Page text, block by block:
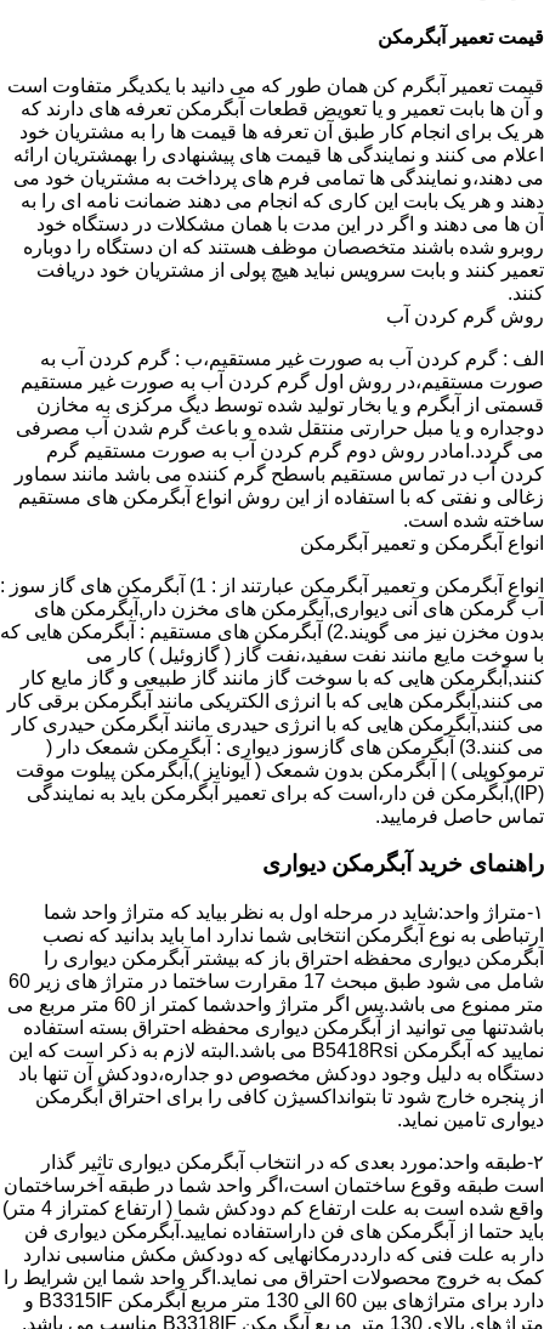
قیمت تعمیر آبگرمکن
قیمت تعمیر آبگرم کن همان طور که می دانید با یکدیگر متفاوت است
و آن ها بابت تعمیر و یا تعویض قطعات آبگرمکن تعرفه های دارند که
هر یک برای انجام کار طبق آن تعرفه ها قیمت ها را به مشتریان خود
اعلام می کنند و نمایندگی ها قیمت های پیشنهادی را بهمشتریان ارائه
می دهند،و نمایندگی ها تمامی فرم های پرداخت به مشتریان خود می
دهند و هر یک بابت این کاری که انجام می دهند ضمانت نامه ای را به
آن ها می دهند و اگر در این مدت با همان مشکلات در دستگاه خود
روبرو شده باشند متخصصان موظف هستند که ان دستگاه را دوباره
تعمیر کنند و بابت سرویس نباید هیچ پولی از مشتریان خود دریافت
کنند.
روش گرم کردن آب
الف : گرم کردن آب به صورت غیر مستقیم،ب : گرم کردن آب به
صورت مستقیم،در روش اول گرم کردن آب به صورت غیر مستقیم
قسمتی از آبگرم و یا بخار تولید شده توسط دیگ مرکزی به مخازن
دوجداره و یا مبل حرارتی منتقل شده و باعث گرم شدن آب مصرفی
می گردد.امادر روش دوم گرم کردن آب به صورت مستقیم گرم
کردن آب در تماس مستقیم باسطح گرم کننده می باشد مانند سماور
زغالی و نفتی که با استفاده از این روش انواع آبگرمکن های مستقیم
ساخته شده است.
انواع آبگرمکن و تعمیر آبگرمکن
انواع آبگرمکن و تعمیر آبگرمکن عبارتند از : 1) آبگرمکن های گاز سوز :
آب گرمکن های آنی دیواری,آبگرمکن های مخزن دار,آبگرمکن های
بدون مخزن نیز می گویند.2) آبگرمکن های مستقیم : آبگرمکن هایی که
با سوخت مایع مانند نفت سفید،نفت گاز ( گازوئیل ) کار می
کنند,آبگرمکن هایی که با سوخت گاز مانند گاز طبیعی و گاز مایع کار
می کنند,آبگرمکن هایی که با انرژی الکتریکی مانند آبگرمکن برقی کار
می کنند,آبگرمکن هایی که با انرژی حیدری مانند آبگرمکن حیدری کار
می کنند.3) آبگرمکن های گازسوز دیواری : آبگرمکن شمعک دار (
ترموکوپلی ) | آبگرمکن بدون شمعک ( آیونایز ),آبگرمکن پیلوت موقت
(IP),آبگرمکن فن دار،است که برای تعمیر آبگرمکن باید به نمایندگی
تماس حاصل فرمایید.
راهنمای خرید آبگرمکن دیواری
۱-متراژ واحد:شاید در مرحله اول به نظر بیاید که متراژ واحد شما
ارتباطی به نوع آبگرمکن انتخابی شما ندارد اما باید بدانید که نصب
آبگرمکن دیواری محفظه احتراق باز که بیشتر آبگرمکن دیواری را
شامل می شود طبق مبحث 17 مقرارت ساختما در متراژ های زیر 60
متر ممنوع می باشد.پس اگر متراژ واحدشما کمتر از 60 متر مربع می
باشدتنها می توانید از آبگرمکن دیواری محفظه احتراق بسته استفاده
نمایید که آبگرمکن B5418Rsi می باشد.البته لازم به ذکر است که این
دستگاه به دلیل وجود دودکش مخصوص دو جداره،دودکش آن تنها باد
از پنجره خارج شود تا بتوانداکسیژن کافی را برای احتراق آبگرمکن
دیواری تامین نماید.
۲-طبقه واحد:مورد بعدی که در انتخاب آبگرمکن دیواری تاثیر گذار
است طبقه وقوع ساختمان است،اگر واحد شما در طبقه آخرساختمان
واقع شده است به علت ارتفاع کم دودکش شما ( ارتفاع کمتراز 4 متر)
باید حتما از آبگرمکن های فن داراستفاده نمایید.آبگرمکن دیواری فن
دار به علت فنی که دارددرمکانهایی که دودکش مکش مناسبی ندارد
کمک به خروج محصولات احتراق می نماید.اگر واحد شما این شرایط را
دارد برای متراژهای بین 60 الی 130 متر مربع آبگرمکن B3315IF و
متراژهای بالای 130 متر مربع آبگرمکن B3318IF مناسب می باشد.